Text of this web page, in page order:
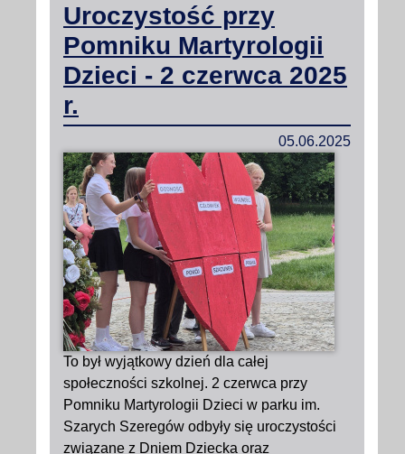
Uroczystość przy
Pomniku Martyrologii
Dzieci - 2 czerwca 2025
r.
05.06.2025
To był wyjątkowy dzień dla całej
społeczności szkolnej. 2 czerwca przy
Pomniku Martyrologii Dzieci w parku im.
Szarych Szeregów odbyły się uroczystości
związane z Dniem Dziecka oraz